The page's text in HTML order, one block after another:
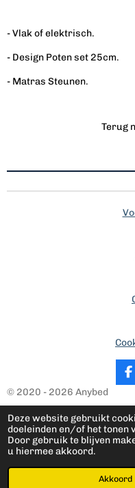
Deze website gebruikt
doeleinden en/of het tonen
Door gebruik te blijven
u hiermee akkoord.
Akkoord
- Vlak of elektrisch.
- Design Poten set 25cm.
- Matras Steunen.
Terug
F
a
e
b
o
o
© 2020 - 2026 Anybed